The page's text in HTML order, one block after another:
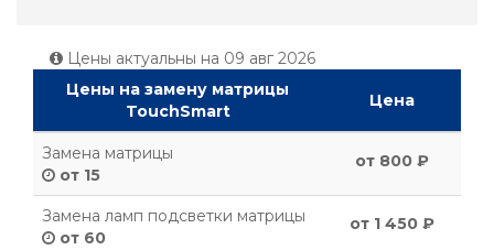
Цены актуальны на 09 авг 2026
Цены на замену матрицы
TouchSmart
Цена
Замена матрицы
от 15
от 800 ₽
Замена ламп подсветки матрицы
от 60
от 1 450 ₽